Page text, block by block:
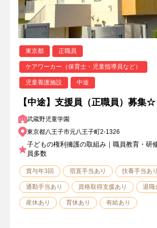
東京都 正職員
ケアワーカー（保育士・児童指導員など）
児童養護施設 中途
【中途】支援員（正職員）募集☆
武蔵野児童学園
東京都八王子市元八王子町2-1326
子どもの権利擁護の取組み｜職員教育・研
員多数
賞与年3回 宿直手当あり 扶養手当あり
通勤手当あり 資格取得支援あり 退職
産休あり 育休あり 有給あり